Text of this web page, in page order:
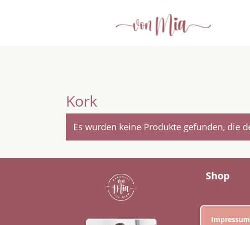
Kork
Es wurden keine Produkte gefunden, die
Shop
Impressum